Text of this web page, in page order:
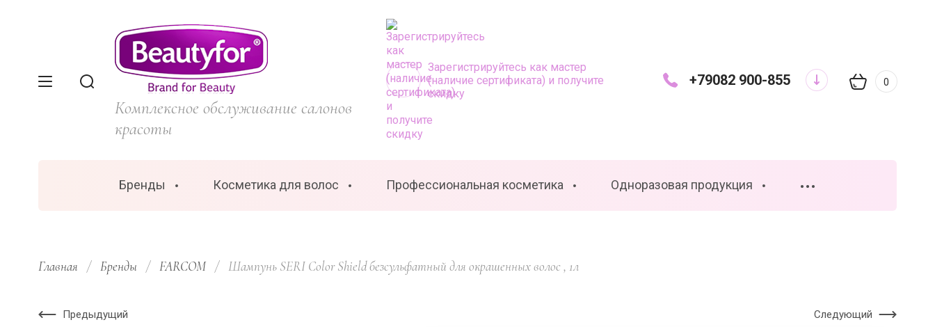
0
Комплексное обслуживание салонов
красоты
Зарегистрируйтесь как мастер
(наличие сертификата) и получите
скидку
+79082 900-855
Бренды Косметика для волос Профессиональная косметика Одноразовая продукция •••
Главная / Бренды / FARCOM /
  Шампунь SERI Color Shield безсульфатный для окрашенных волос , 1л
Предыдущий Следующий